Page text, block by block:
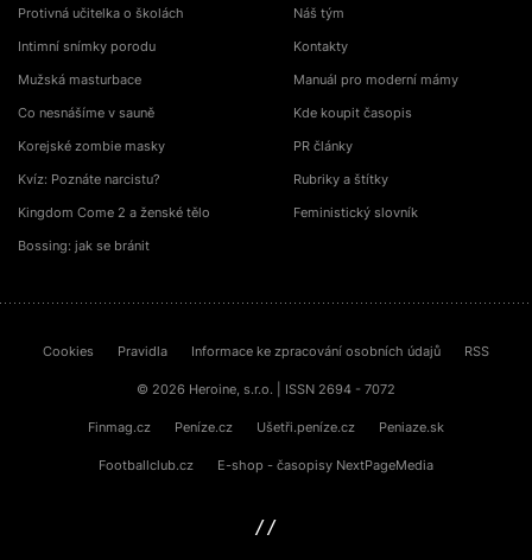
Protivná učitelka o školách
Intimní snímky porodu
Mužská masturbace
Co nesnášíme v sauně
Korejské zombie masky
Kvíz: Poznáte narcistu?
Kingdom Come 2 a ženské tělo
Bossing: jak se bránit
Náš tým
Kontakty
Manuál pro moderní mámy
Kde koupit časopis
PR články
Rubriky a štítky
Feministický slovník
Cookies Pravidla Informace ke zpracování osobních údajů RSS
© 2026 Heroine, s.r.o. | ISSN 2694 - 7072
Finmag.cz Peníze.cz Ušetři.peníze.cz Peniaze.sk
Footballclub.cz E-shop - časopisy NextPageMedia